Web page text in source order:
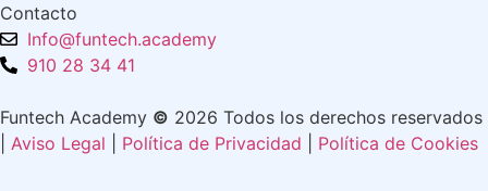
Contacto
Info@funtech.academy
910 28 34 41
Funtech Academy © 2026 Todos los derechos reservados
Aviso Legal Política de Privacidad Política de Cookies